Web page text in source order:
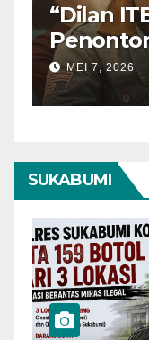
“Dilan ITB
Penonton
Pengamat
Kurang
MEI 7, 2026
SUKABUMI